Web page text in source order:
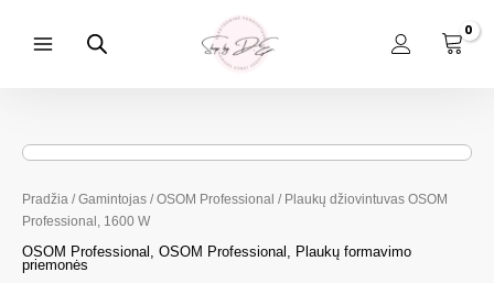
turinio
Pradžia /Gamintojas /OSOM Professional / Plaukų džiovintuvas OSOM
Professional, 1600 W
OSOM Professional , OSOM Professional , Plaukų formavimo
priemonės